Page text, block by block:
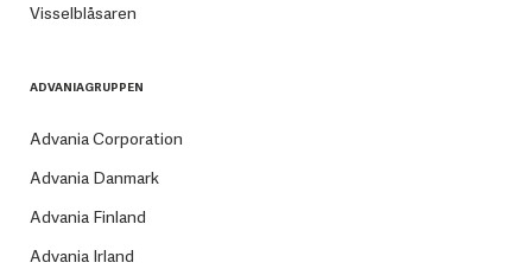
Visselblåsaren
ADVANIAGRUPPEN
Advania Corporation
Advania Danmark
Advania Finland
Advania Irland